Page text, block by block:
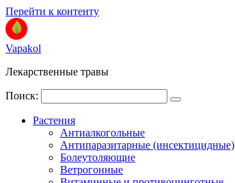
Перейти к контенту
Vapakol
Лекарственные травы
Поиск:
Растения
Антиалкогольные
Антипаразитарные (инсектицидные)
Болеутоляющие
Ветрогонные